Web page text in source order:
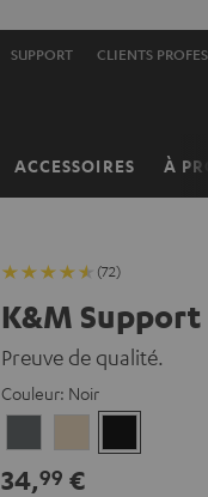
SUPPORT CLIENTS
ACCESSOIRES À
(72)
K&M
Preuve de qualité.
Couleur: Noir
34,99 €